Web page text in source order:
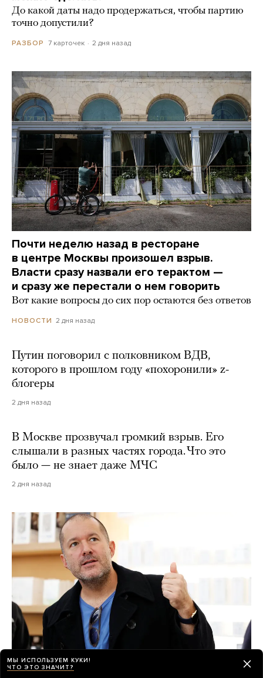
До какой даты надо продержаться, чтобы партию
точно допустили?
РАЗБОР 7 карточек 2 дня назад
Почти неделю назад в ресторане
в центре Москвы произошел взрыв.
Власти сразу назвали его терактом —
и сразу же перестали о нем говорить
Вот какие вопросы до сих пор остаются без ответов
НОВОСТИ 2 дня назад
Путин поговорил с полковником ВДВ,
которого в прошлом году «похоронили» z-
блогеры
2 дня назад
В Москве прозвучал громкий взрыв. Его
слышали в разных частях города. Что это
было — не знает даже МЧС
2 дня назад
МЫ ИСПОЛЬЗУЕМ КУКИ!
ЧТО ЭТО ЗНАЧИТ?